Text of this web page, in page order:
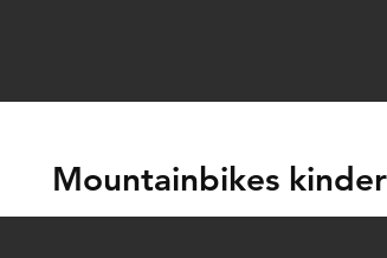
Mountainbikes